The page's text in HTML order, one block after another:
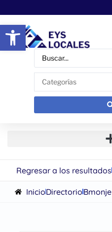
Abrir barra de herramientas
Regresar a los resultados
InicioDirectorioBmonje